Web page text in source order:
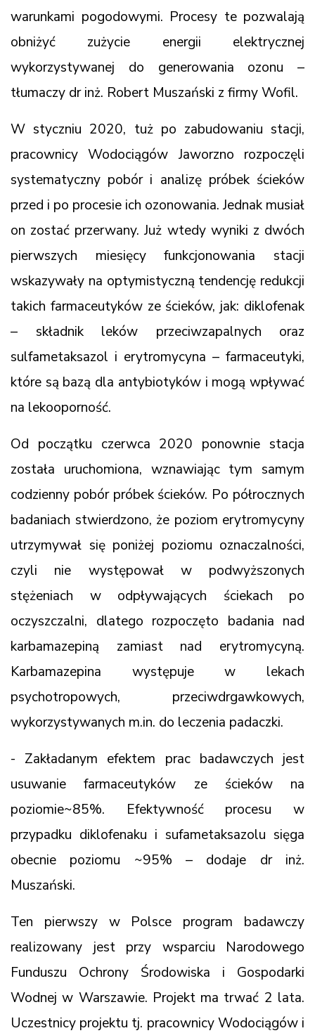
warunkami pogodowymi. Procesy te pozwalają
obniżyć zużycie energii elektrycznej
wykorzystywanej do generowania ozonu –
tłumaczy dr inż. Robert Muszański z firmy Wofil.
W styczniu 2020, tuż po zabudowaniu stacji,
pracownicy Wodociągów Jaworzno rozpoczęli
systematyczny pobór i analizę próbek ścieków
przed i po procesie ich ozonowania. Jednak musiał
on zostać przerwany. Już wtedy wyniki z dwóch
pierwszych miesięcy funkcjonowania stacji
wskazywały na optymistyczną tendencję redukcji
takich farmaceutyków ze ścieków, jak: diklofenak
– składnik leków przeciwzapalnych oraz
sulfametaksazol i erytromycyna – farmaceutyki,
które są bazą dla antybiotyków i mogą wpływać
na lekooporność.
Od początku czerwca 2020 ponownie stacja
została uruchomiona, wznawiając tym samym
codzienny pobór próbek ścieków. Po półrocznych
badaniach stwierdzono, że poziom erytromycyny
utrzymywał się poniżej poziomu oznaczalności,
czyli nie występował w podwyższonych
stężeniach w odpływających ściekach po
oczyszczalni, dlatego rozpoczęto badania nad
karbamazepiną zamiast nad erytromycyną.
Karbamazepina występuje w lekach
psychotropowych, przeciwdrgawkowych,
wykorzystywanych m.in. do leczenia padaczki.
- Zakładanym efektem prac badawczych jest
usuwanie farmaceutyków ze ścieków na
poziomie~85%. Efektywność procesu w
przypadku diklofenaku i sufametaksazolu sięga
obecnie poziomu ~95% – dodaje dr inż.
Muszański.
Ten pierwszy w Polsce program badawczy
realizowany jest przy wsparciu Narodowego
Funduszu Ochrony Środowiska i Gospodarki
Wodnej w Warszawie. Projekt ma trwać 2 lata.
Uczestnicy projektu tj. pracownicy Wodociągów i